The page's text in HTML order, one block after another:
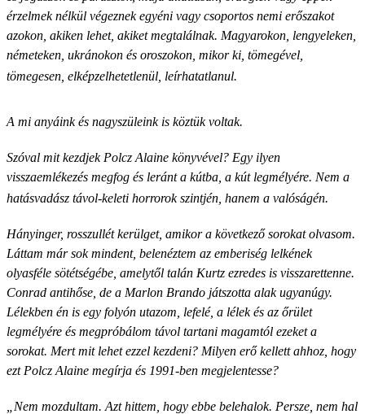
érzelmek nélkül végeznek egyéni vagy csoportos nemi erőszakot
azokon, akiken lehet, akiket megtalálnak. Magyarokon, lengyeleken,
németeken, ukránokon és oroszokon, mikor ki, tömegével,
tömegesen, elképzelhetetlenül, leírhatatlanul.
A mi anyáink és nagyszüleink is köztük voltak.
Szóval mit kezdjek Polcz Alaine könyvével? Egy ilyen
visszaemlékezés megfog és leránt a kútba, a kút legmélyére. Nem a
hatásvadász távol-keleti horrorok szintjén, hanem a valóságén.
Hányinger, rosszullét kerülget, amikor a következő sorokat olvasom.
Láttam már sok mindent, belenéztem az emberiség lelkének
olyasféle sötétségébe, amelytől talán Kurtz ezredes is visszarettenne.
Conrad antihőse, de a Marlon Brando játszotta alak ugyanúgy.
Lélekben én is egy folyón utazom, lefelé, a lélek és az őrület
legmélyére és megpróbálom távol tartani magamtól ezeket a
sorokat. Mert mit lehet ezzel kezdeni? Milyen erő kellett ahhoz, hogy
ezt Polcz Alaine megírja és 1991-ben megjelentesse?
„Nem mozdultam. Azt hittem, hogy ebbe belehalok. Persze, nem hal